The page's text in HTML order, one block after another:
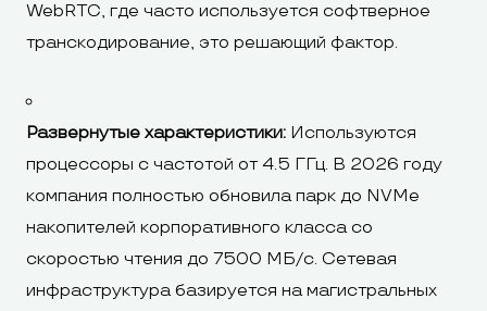
WebRTC, где часто используется софтверное
транскодирование, это решающий фактор.
Развернутые характеристики: Используются
процессоры с частотой от 4.5 ГГц. В 2026 году
компания полностью обновила парк до NVMe
накопителей корпоративного класса со
скоростью чтения до 7500 МБ/с. Сетевая
инфраструктура базируется на магистральных